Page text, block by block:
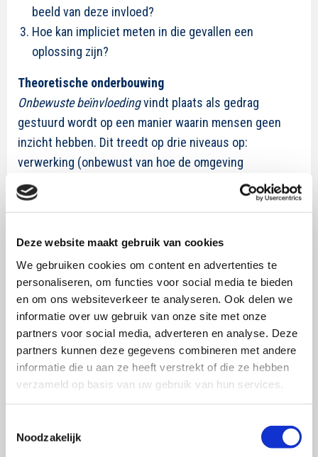
Deze website maakt gebruik van cookies
We gebruiken cookies om content en advertenties te
personaliseren, om functies voor social media te bieden
en om ons websiteverkeer te analyseren. Ook delen we
informatie over uw gebruik van onze site met onze
partners voor social media, adverteren en analyse. Deze
partners kunnen deze gegevens combineren met andere
informatie die u aan ze heeft verstrekt of die ze hebben
verzameld op basis van uw gebruik van hun services.
Noodzakelijk
beeld van deze invloed?
Hoe kan impliciet meten in die gevallen een
oplossing zijn?
Theoretische onderbouwing
Onbewuste beïnvloedingvindt plaats als gedrag
gestuurd wordt op een manier waarin mensen geen
inzicht hebben. Dit treedt op drie niveaus op:
verwerking (onbewust van hoe de omgeving
gedachten, gevoelens of gedrag losmaakt), proces
(onbewust van de psychologische processen die in
(onbewust van het gedrag dat men vertoont).
Associatieve netwerken en priming theorie worden
toegepast om uit te leggen hoe verwerking onbewust
en bewust kan verlopen. De conclusie is dat voor
onbewuste processen alleen impliciete maten
geschikt zijn, voor bewuste processen zijn expliciete
en impliciete maten beide geschikt.
Impliciete maten worden ingedeeld in cognitieve
geheugen, kennis) en affectieve maten (emoties,
attitudes, evaluaties, voorkeuren en arousal) en in